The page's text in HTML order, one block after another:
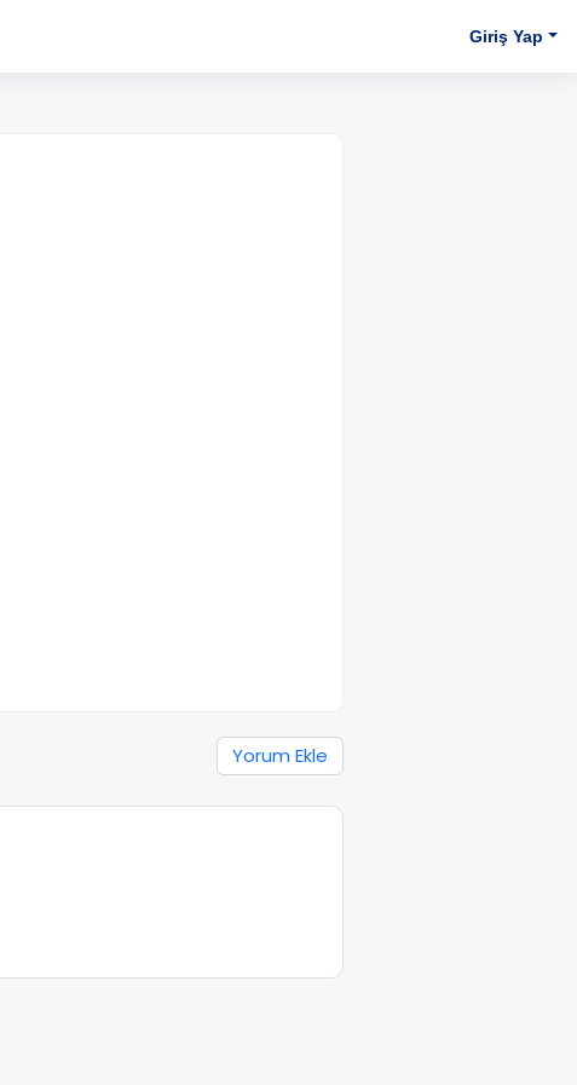
Giriş Yap
Yorum Ekle